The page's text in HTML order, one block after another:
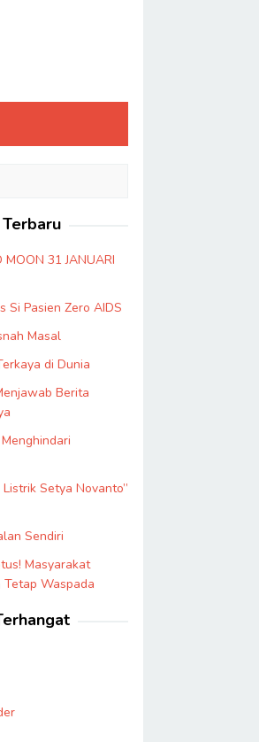
MOON 31 JANUARI
Si Pasien Zero AIDS
Masal
di Dunia
Berita
Setya Novanto”
Sendiri
Masyarakat
Tetap Waspada